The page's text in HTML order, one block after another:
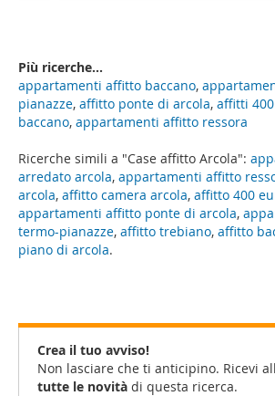
Ricerche simili a "Case affitto Arcola":
arredato arcola, appartamenti affitto
arcola, affitto camera arcola, affitto 400
appartamenti affitto ponte di arcola,
termo-pianazze, affitto trebiano, affitto
piano di arcola.
Più ricerche...
appartamenti affitto baccano,
pianazze, affitto ponte di arcola, affitti
baccano, appartamenti affitto ressora
Crea il tuo avviso!
Non lasciare che ti anticipino. Ricevi
tutte le novità di questa ricerca.